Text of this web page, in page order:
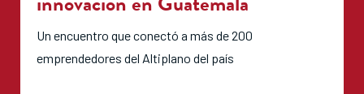
Un encuentro que conectó a más de 200
emprendedores del Altiplano del país